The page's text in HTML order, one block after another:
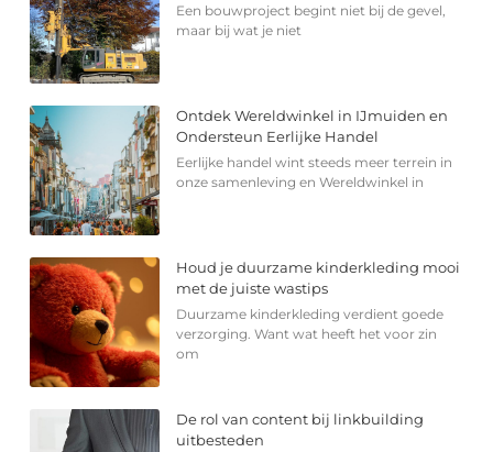
Een bouwproject begint niet bij de gevel,
maar bij wat je niet
Ontdek Wereldwinkel in IJmuiden en
Ondersteun Eerlijke Handel
Eerlijke handel wint steeds meer terrein in
onze samenleving en Wereldwinkel in
Houd je duurzame kinderkleding mooi
met de juiste wastips
Duurzame kinderkleding verdient goede
verzorging. Want wat heeft het voor zin
om
De rol van content bij linkbuilding
uitbesteden